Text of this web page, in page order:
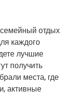
отдых
каждого
лучшие
получить
места, где
активные